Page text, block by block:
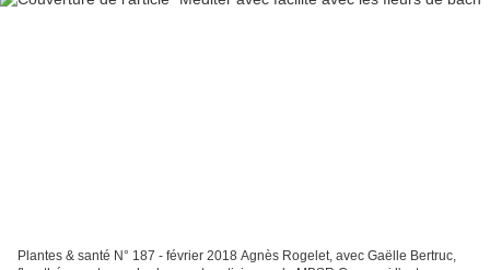
Plantes & santé N° 187 - février 2018 Agnès Rogelet, avec Gaëlle Bertruc,